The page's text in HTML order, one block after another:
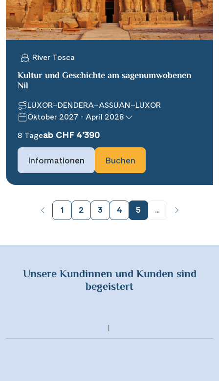
River Tosca
Kultur und Geschichte am sagenumwobenen
Nil
LUXOR–DENDERA–ASSUAN–LUXOR
Oktober 2027 - April 2028
8 Tageab CHF 4’390
Informationen Buchen
1 2 3 4 5 ...
Unsere Kundinnen und Kunden sind
begeistert